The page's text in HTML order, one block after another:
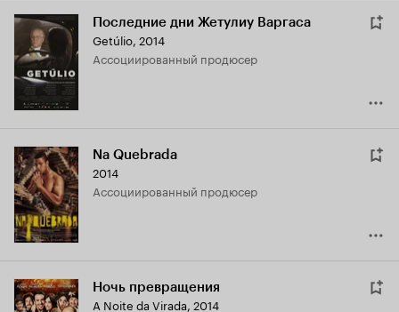
Последние дни Жетулиу Варгаса
Getúlio, 2014
ассоциированный продюсер
Na Quebrada
2014
ассоциированный продюсер
Ночь превращения
A Noite da Virada, 2014